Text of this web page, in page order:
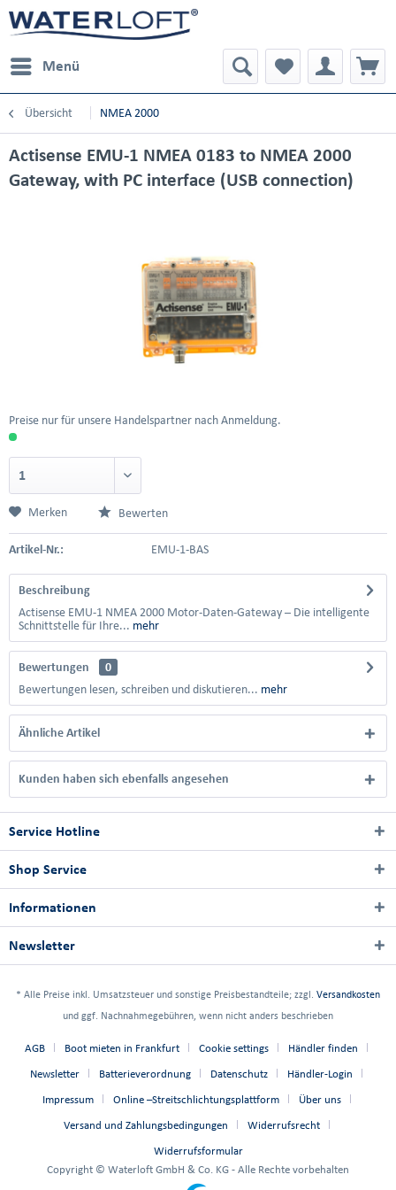
Menü
Übersicht NMEA 2000
Actisense EMU-1 NMEA 0183 to NMEA 2000
Gateway, with PC interface (USB connection)
Preise nur für unsere Handelspartner nach Anmeldung.
Merken Bewerten
Artikel-Nr.: EMU-1-BAS
Beschreibung
Actisense EMU-1 NMEA 2000 Motor-Daten-Gateway – Die intelligente
Schnittstelle für Ihre... mehr
Bewertungen
0
Bewertungen lesen, schreiben und diskutieren... mehr
Ähnliche Artikel
Kunden haben sich ebenfalls angesehen
Service Hotline
Shop Service
Informationen
Newsletter
* Alle Preise inkl. Umsatzsteuer und sonstige Preisbestandteile; zzgl. Versandkosten
und ggf. Nachnahmegebühren, wenn nicht anders beschrieben
AGB Boot mieten in Frankfurt Cookie settings Händler finden
Newsletter Batterieverordnung Datenschutz Händler-Login
Impressum Online –Streitschlichtungsplattform Über uns
Versand und Zahlungsbedingungen Widerrufsrecht
Widerrufsformular
Copyright © Waterloft GmbH & Co. KG - Alle Rechte vorbehalten